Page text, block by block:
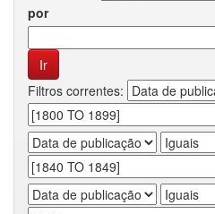
por
Filtros correntes: